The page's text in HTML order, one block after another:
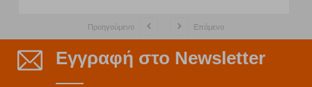
Προηγούμενο Επόμενο
Εγγραφή στο Newsletter